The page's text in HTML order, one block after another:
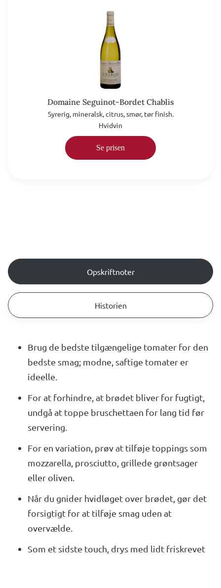
Domaine Seguinot-Bordet Chablis
Syrerig, mineralsk, citrus, smør, tør finish.
Hvidvin
Se prisen
Opskriftnoter
Historien
Brug de bedste tilgængelige tomater for den
bedste smag; modne, saftige tomater er
ideelle.
For at forhindre, at brødet bliver for fugtigt,
undgå at toppe bruschettaen for lang tid før
servering.
For en variation, prøv at tilføje toppings som
mozzarella, prosciutto, grillede grøntsager
eller oliven.
Når du gnider hvidløget over brødet, gør det
forsigtigt for at tilføje smag uden at
overvælde.
Som et sidste touch, drys med lidt friskrevet